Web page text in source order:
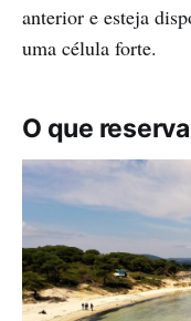
anterior e esteja
uma célula forte.
O que